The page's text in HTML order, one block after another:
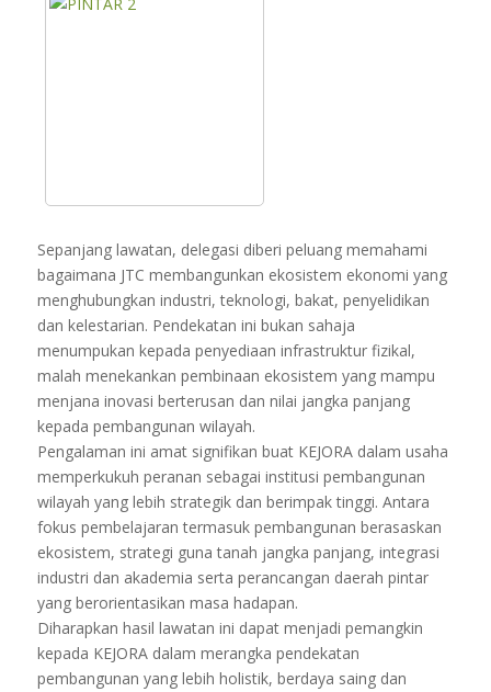
Sepanjang lawatan, delegasi diberi peluang memahami
bagaimana JTC membangunkan ekosistem ekonomi yang
menghubungkan industri, teknologi, bakat, penyelidikan
dan kelestarian. Pendekatan ini bukan sahaja
menumpukan kepada penyediaan infrastruktur fizikal,
malah menekankan pembinaan ekosistem yang mampu
menjana inovasi berterusan dan nilai jangka panjang
kepada pembangunan wilayah.
Pengalaman ini amat signifikan buat KEJORA dalam usaha
memperkukuh peranan sebagai institusi pembangunan
wilayah yang lebih strategik dan berimpak tinggi. Antara
fokus pembelajaran termasuk pembangunan berasaskan
ekosistem, strategi guna tanah jangka panjang, integrasi
industri dan akademia serta perancangan daerah pintar
yang berorientasikan masa hadapan.
Diharapkan hasil lawatan ini dapat menjadi pemangkin
kepada KEJORA dalam merangka pendekatan
pembangunan yang lebih holistik, berdaya saing dan